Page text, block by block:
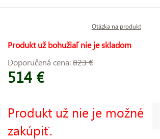
Otázka na produkt
Produkt už bohužiaľ nie je skladom
Doporučená cena:823 €
514 €
Produkt už nie je možné
zakúpiť.